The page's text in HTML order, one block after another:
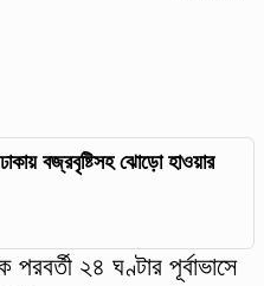
বজ্রবৃষ্টিসহ ঝোড়ো হাওয়ার
২৪ ঘণ্টার পূর্বাভাসে